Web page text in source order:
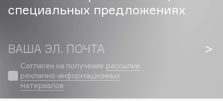
Cadence
Carbon Theory
Carolina Herrera
Catrice
специальных предложениях
ВАША ЭЛ. ПОЧТА
Согласен на получение рассылки
рекламно-информационных
материалов